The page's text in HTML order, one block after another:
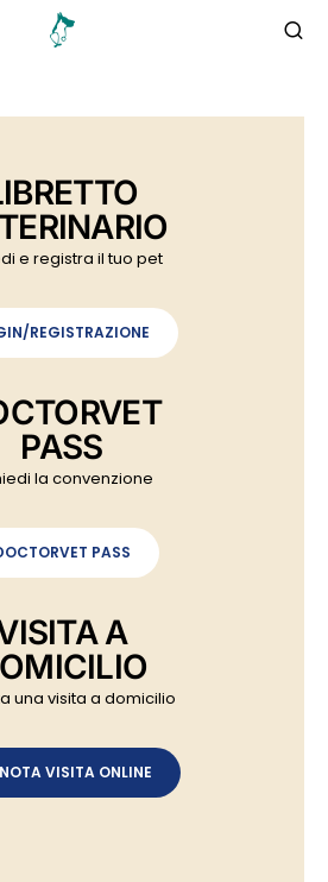
e registra il tuo pet
REGISTRAZIONE
PASS
la convenzione
PASS
A
una visita a domicilio
VISITA ONLINE